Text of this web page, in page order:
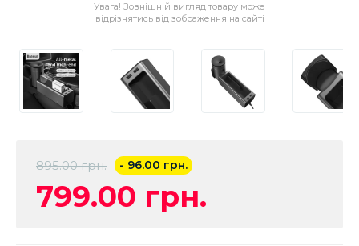
Увага! Зовнішній вигляд товару може
відрізнятись від зображення на сайті
895.00 грн. - 96.00 грн.
799.00 грн.